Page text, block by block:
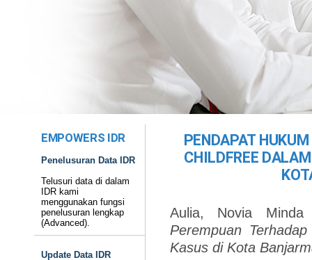
EMPOWERS IDR
Penelusuran Data IDR
Telusuri data di dalam
IDR kami
menggunakan fungsi
penelusuran lengkap
(Advanced).
Update Data IDR
PENDAPAT
CHILDFREE
Aulia, Novia Minda
Perempuan
Kasus di Kota